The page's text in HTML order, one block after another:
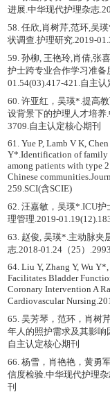
进展.中华现代护理杂志
58. 任欣,肖树芹,范环,吴
状调查.护理研究.2019-
59. 孙柳, 王艳玲,肖倩,张
护士跨专业合作学习准备
01.54(03).417-421.自主认
60. 许亚红，吴瑛*.提高
设背景下的护理人才培养
3709.自主认定核心期刊
61. Yue P, Lamb V K,
Y*.Identification of family
among patients with type
Chinese
259.SCI(含SCIE)
62. 汪嘉敏，吴瑛*.ICU
理管理.2019-
63. 赵俊, 吴瑛*.主动脉夹
志.2018-01.24（25）
64. Liu Y, Zhang Y, Wu
Facilitates Bladder
Coronary Intervention A
Cardiovascular
65. 吴芳琴，范环，肖树
年人的照护需求及其影响
自主认定核心期刊
66. 杨雪，肖艳艳，黄勇
信度检验.中华现代护理
刊